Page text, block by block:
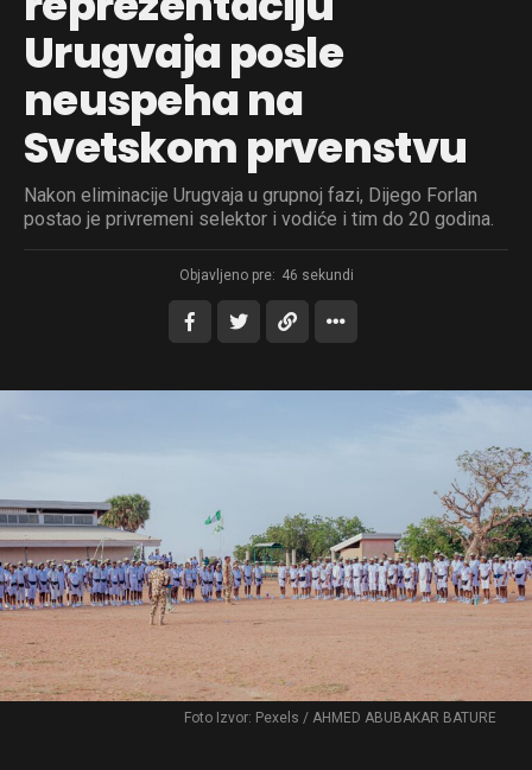
Urugvaja posle
neuspeha na
Svetskom prvenstvu
Nakon eliminacije Urugvaja u grupnoj fazi, Dijego Forlan
postao je privremeni selektor i vodiće i tim do 20 godina.
Objavljeno pre: 46 sekundi
Foto Izvor: Pexels / AHMED ABUBAKAR BATURE